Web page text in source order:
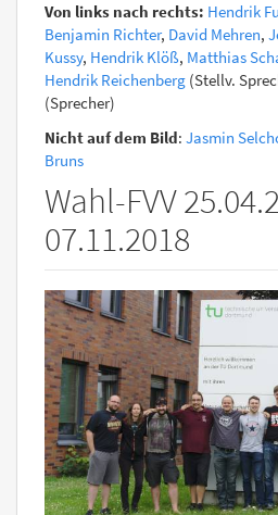
Von links nach rechts: Hendrik
Benjamin Richter, David Mehren,
Kussy, Hendrik Klöß, Matthias
Hendrik Reichenberg (Stellv.
(Sprecher)
Nicht auf dem Bild: Jasmin
Bruns
Wahl-FVV
07.11.2018